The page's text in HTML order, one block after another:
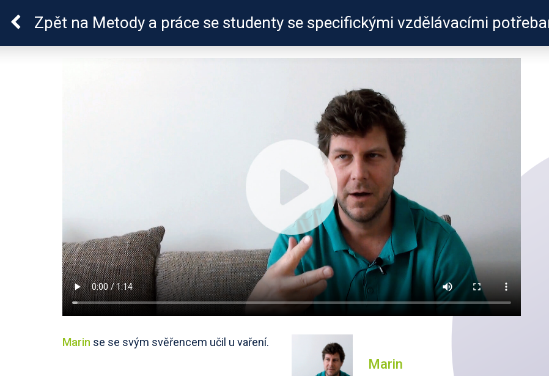
ADHD ZKUŠENOSTI PROFILY ÚČASTNÍKŮ UŽITEČNÉ
Zpět na Metody a práce se studenty se specifickými vzdělávacími
Marin se se svým svěřencem učil u vaření.
Marin